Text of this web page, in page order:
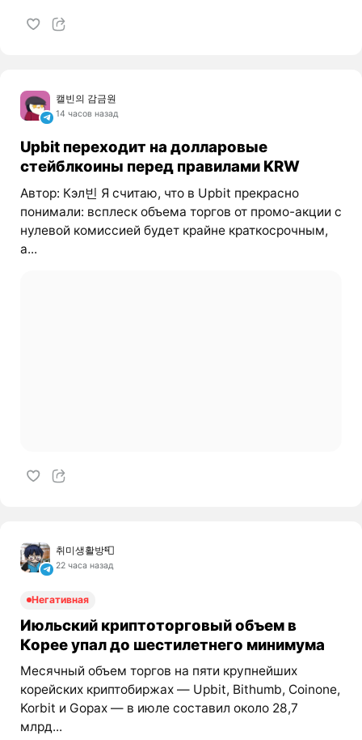
캘빈의 감금원
14 часов назад
Upbit переходит на долларовые
стейблкоины перед правилами KRW
Автор: Кэл빈 Я считаю, что в Upbit прекрасно
понимали: всплеск объема торгов от промо-акции с
нулевой комиссией будет крайне краткосрочным,
а...
취미생활방📮
22 часа назад
Негативная
Июльский криптоторговый объем в
Корее упал до шестилетнего минимума
Месячный объем торгов на пяти крупнейших
корейских криптобиржах — Upbit, Bithumb, Coinone,
Korbit и Gopax — в июле составил около 28,7
млрд...